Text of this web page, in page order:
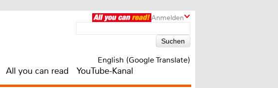
Anmelden
English (Google Translate)
All you can read YouTube-Kanal